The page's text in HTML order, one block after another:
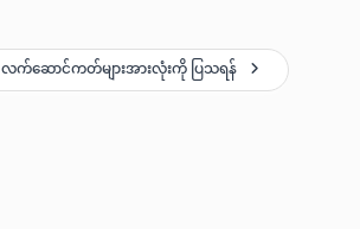
လက်ဆောင်ကတ်များအားလုံးကို ပြသရန်